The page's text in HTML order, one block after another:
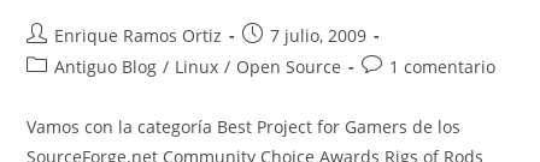
Autor
de
Enrique Ramos Ortiz
Publicación
de
la
7 julio, 2009
Categoría
la
entrada:
Antiguo Blog / Linux / Open Source
Comentarios
entrada:
1 comentario
Vamos con la categoría Best Project for Gamers de los
SourceForge.net Community Choice Awards Rigs of Rods